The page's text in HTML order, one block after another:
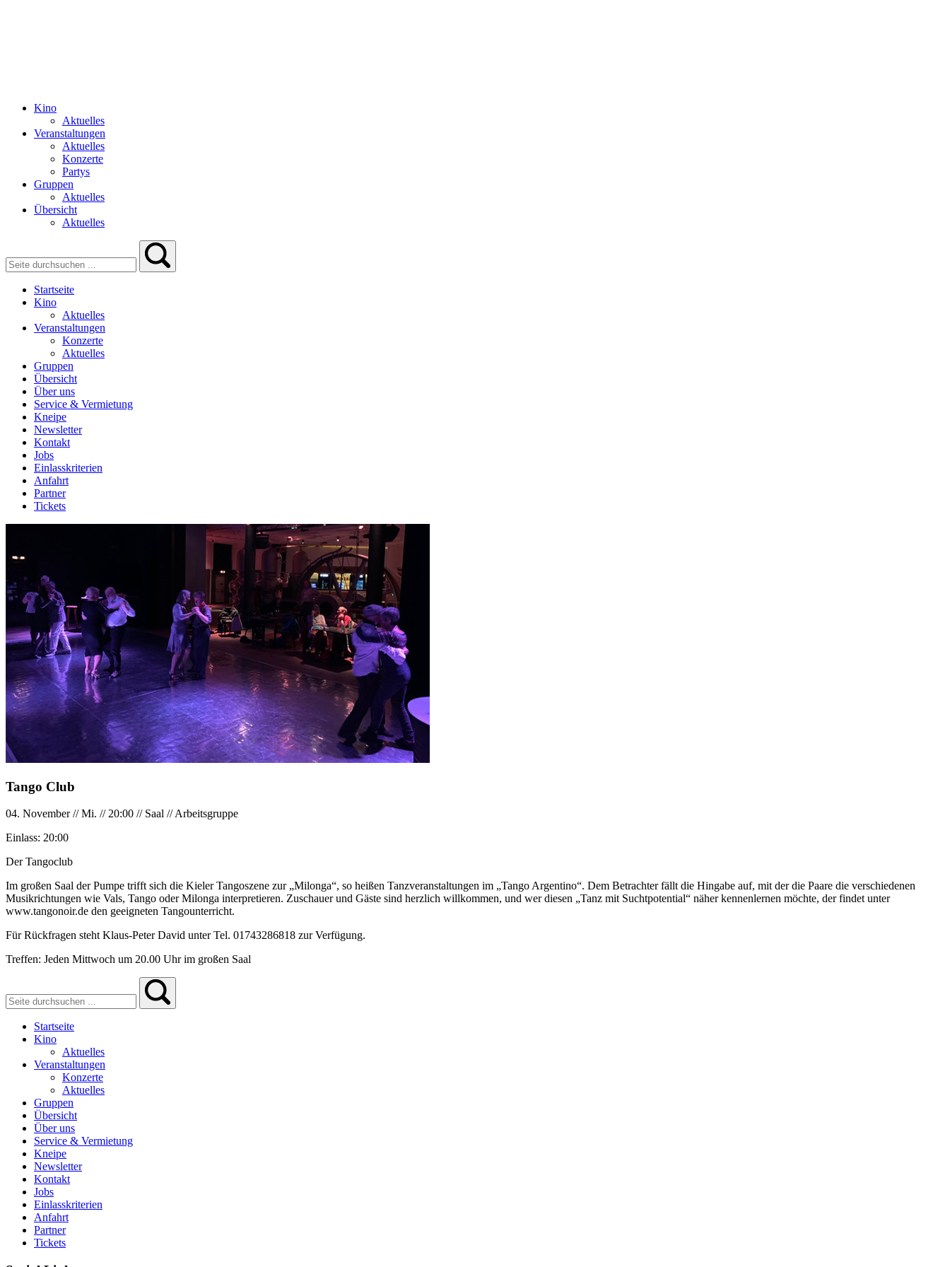
Kino
Aktuelles
Veranstaltungen
Aktuelles
Konzerte
Partys
Gruppen
Aktuelles
Übersicht
Aktuelles
Startseite
Kino
Aktuelles
Veranstaltungen
Konzerte
Aktuelles
Gruppen
Übersicht
Über uns
Service & Vermietung
Kneipe
Newsletter
Kontakt
Jobs
Einlasskriterien
Anfahrt
Partner
Tickets
Tango Club
04. November//Mi. //20:00 // Saal //Arbeitsgruppe
Einlass: 20:00
Der Tangoclub
Im großen Saal der Pumpe trifft sich die Kieler Tangoszene zur „Milonga“, so heißen Tanzveranstaltungen im „Tango Argentino“. Dem Betrachter fällt die Hingabe auf, mit der die Paare die verschiedenen
Musikrichtungen wie Vals, Tango oder Milonga interpretieren. Zuschauer und Gäste sind herzlich willkommen, und wer diesen „Tanz mit Suchtpotential“ näher kennenlernen möchte, der findet unter
www.tangonoir.de den geeigneten Tangounterricht.
Für Rückfragen steht Klaus-Peter David unter Tel. 01743286818 zur Verfügung.
Treffen: Jeden Mittwoch um 20.00 Uhr im großen Saal
Startseite
Kino
Aktuelles
Veranstaltungen
Konzerte
Aktuelles
Gruppen
Übersicht
Über uns
Service & Vermietung
Kneipe
Newsletter
Kontakt
Jobs
Einlasskriterien
Anfahrt
Partner
Tickets